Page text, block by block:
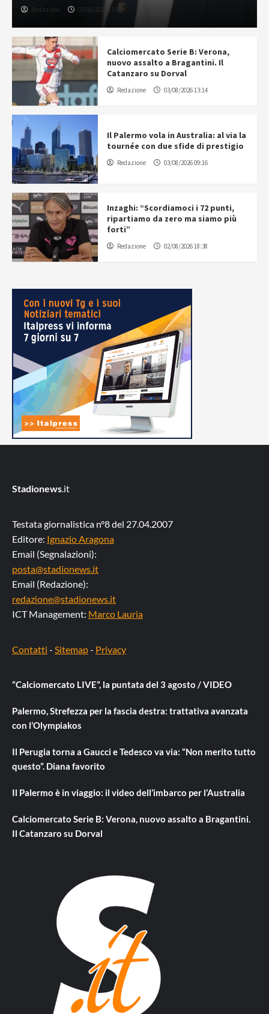
Redazione 03/08/2026 17:55
Calciomercato Serie B: Verona,
nuovo assalto a Bragantini. Il
Catanzaro su Dorval
Redazione 03/08/2026 13:14
Il Palermo vola in Australia: al via la
tournée con due sfide di prestigio
Redazione 03/08/2026 09:16
Inzaghi: “Scordiamoci i 72 punti,
ripartiamo da zero ma siamo più
forti”
Redazione 02/08/2026 18:38
Stadionews.it
Testata giornalistica n°8 del 27.04.2007
Editore: Ignazio Aragona
Email (Segnalazioni):
posta@stadionews.it
Email (Redazione):
redazione@stadionews.it
ICT Management: Marco Lauria
Contatti - Sitemap- Privacy
“Calciomercato LIVE”, la puntata del 3 agosto / VIDEO
Palermo, Strefezza per la fascia destra: trattativa avanzata
con l’Olympiakos
Il Perugia torna a Gaucci e Tedesco va via: “Non merito tutto
questo”. Diana favorito
Il Palermo è in viaggio: il video dell’imbarco per l’Australia
Calciomercato Serie B: Verona, nuovo assalto a Bragantini.
Il Catanzaro su Dorval